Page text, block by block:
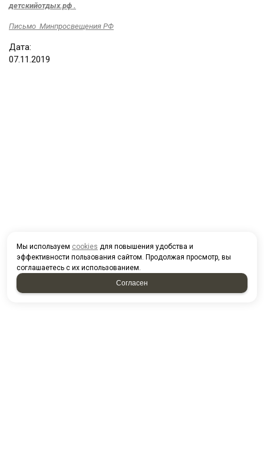
детскийотдых.рф .
Письмо Минпросвещения РФ
Дата:
07.11.2019
Мы используем cookies для повышения удобства и
эффективности пользования сайтом. Продолжая просмотр, вы
соглашаетесь с их использованием.
Согласен